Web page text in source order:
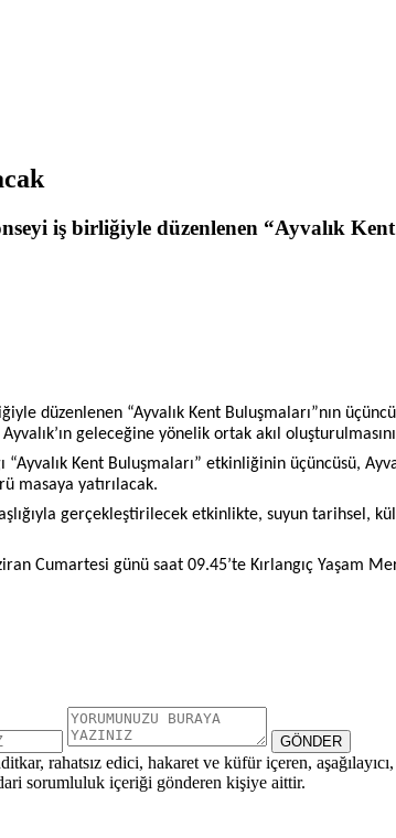
iş birliğiyle düzenlenen “Ayvalık
düzenlenen “Ayvalık Kent Buluşmaları”nın
geleceğine yönelik ortak akıl
“Ayvalık Kent Buluşmaları” etkinliğinin üçüncüsü,
masaya yatırılacak.
gerçekleştirilecek etkinlikte, suyun
Cumartesi günü saat 09.45’te Kırlangıç Yaşam
GÖNDER
rahatsız edici, hakaret ve küfür içeren,
sorumluluk içeriği gönderen kişiye aittir.